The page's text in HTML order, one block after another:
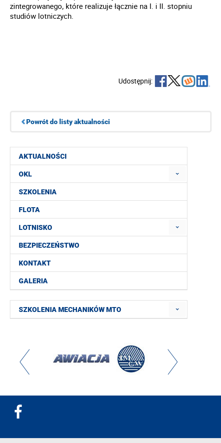
AKTUALNOŚCI
OKL
SZKOLENIA
FLOTA
LOTNISKO
BEZPIECZEŃSTWO
KONTAKT
GALERIA
SZKOLENIA MECHANIKÓW MTO
zintegrowanego, które realizuje łącznie na I. i II. stopniu
studiów lotniczych.
Udostępnij:
Powrót do listy aktualności